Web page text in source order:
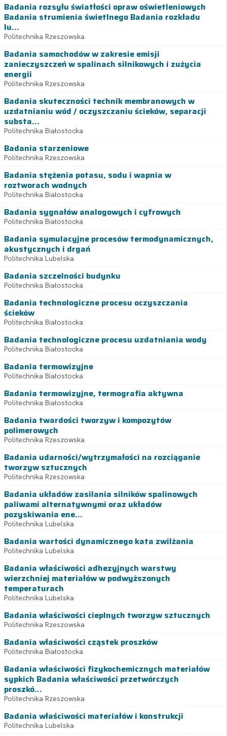
Badania rozsyłu światłości opraw oświetleniowych
Badania strumienia świetlnego Badania rozkładu
lu...
Politechnika Rzeszowska
Badania samochodów w zakresie emisji
zanieczyszczeń w spalinach silnikowych i zużycia
energii
Politechnika Rzeszowska
Badania skuteczności technik membranowych w
uzdatnianiu wód / oczyszczaniu ścieków, separacji
substa...
Politechnika Białostocka
Badania starzeniowe
Politechnika Rzeszowska
Badania stężenia potasu, sodu i wapnia w
roztworach wodnych
Politechnika Białostocka
Badania sygnałów analogowych i cyfrowych
Politechnika Białostocka
Badania symulacyjne procesów termodynamicznych,
akustycznych i drgań
Politechnika Lubelska
Badania szczelności budynku
Politechnika Białostocka
Badania technologiczne procesu oczyszczania
ścieków
Politechnika Białostocka
Badania technologiczne procesu uzdatniania wody
Politechnika Białostocka
Badania termowizyjne
Politechnika Białostocka
Badania termowizyjne, termografia aktywna
Politechnika Białostocka
Badania twardości tworzyw i kompozytów
polimerowych
Politechnika Rzeszowska
Badania udarności/wytrzymałości na rozciąganie
tworzyw sztucznych
Politechnika Rzeszowska
Badania układów zasilania silników spalinowych
paliwami alternatywnymi oraz układów
pozyskiwania ene...
Politechnika Lubelska
Badania wartości dynamicznego kata zwilżania
Politechnika Lubelska
Badania właściwości adhezyjnych warstwy
wierzchniej materiałów w podwyższonych
temperaturach
Politechnika Lubelska
Badania właściwości cieplnych tworzyw sztucznych
Politechnika Rzeszowska
Badania właściwości cząstek proszków
Politechnika Białostocka
Badania właściwości fizykochemicznych materiałów
sypkich Badania właściwości przetwórczych
proszkó...
Politechnika Rzeszowska
Badania właściwości materiałów i konstrukcji
Politechnika Lubelska